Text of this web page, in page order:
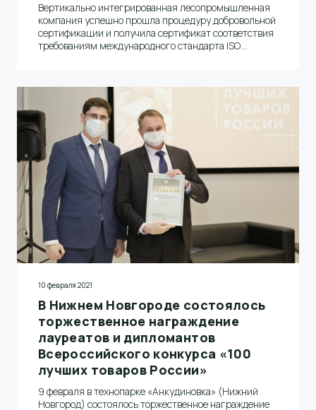
Вертикально интегрированная лесопромышленная
компания успешно прошла процедуру добровольной
сертификации и получила сертификат соответствия
требованиям международного стандарта ISO
подтверждением высокого качества управления
предприятием и становится существенным
преимуществом компании в глазах клиентов.
10 февраля 2021
В Нижнем Новгороде состоялось
торжественное награждение
лауреатов и дипломантов
Всероссийского конкурса «100
лучших товаров России»
9 февраля в технопарке «Анкудиновка» (Нижний
Новгород) состоялось торжественное награждение